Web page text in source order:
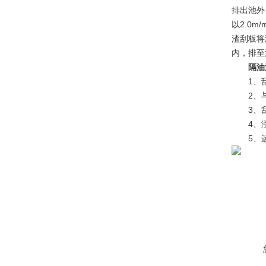
排出池
以2.0m/
渣刮板
内，排
隔
1、刮
2、与
3、刮
4、涨
5、运